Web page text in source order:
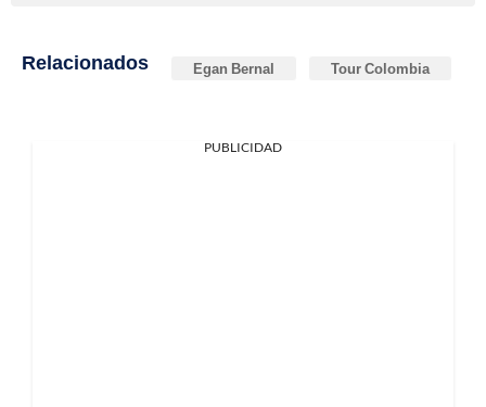
Relacionados Egan Bernal Tour Colombia
PUBLICIDAD